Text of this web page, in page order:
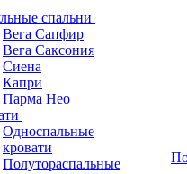
спальни
Вега Сапфир
Вега Саксония
Сиена
Капри
Парма Нео
Односпальные
кровати
Полутораспальные